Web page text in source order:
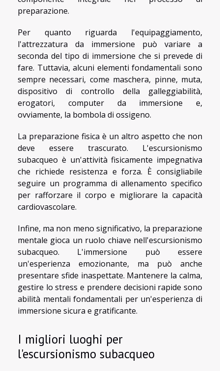
preparazione.
Per quanto riguarda l'equipaggiamento,
l'attrezzatura da immersione può variare a
seconda del tipo di immersione che si prevede di
fare. Tuttavia, alcuni elementi fondamentali sono
sempre necessari, come maschera, pinne, muta,
dispositivo di controllo della galleggiabilità,
erogatori, computer da immersione e,
ovviamente, la bombola di ossigeno.
La preparazione fisica è un altro aspetto che non
deve essere trascurato. L'escursionismo
subacqueo è un'attività fisicamente impegnativa
che richiede resistenza e forza. È consigliabile
seguire un programma di allenamento specifico
per rafforzare il corpo e migliorare la capacità
cardiovascolare.
Infine, ma non meno significativo, la preparazione
mentale gioca un ruolo chiave nell'escursionismo
subacqueo. L'immersione può essere
un'esperienza emozionante, ma può anche
presentare sfide inaspettate. Mantenere la calma,
gestire lo stress e prendere decisioni rapide sono
abilità mentali fondamentali per un'esperienza di
immersione sicura e gratificante.
I migliori luoghi per
l'escursionismo subacqueo